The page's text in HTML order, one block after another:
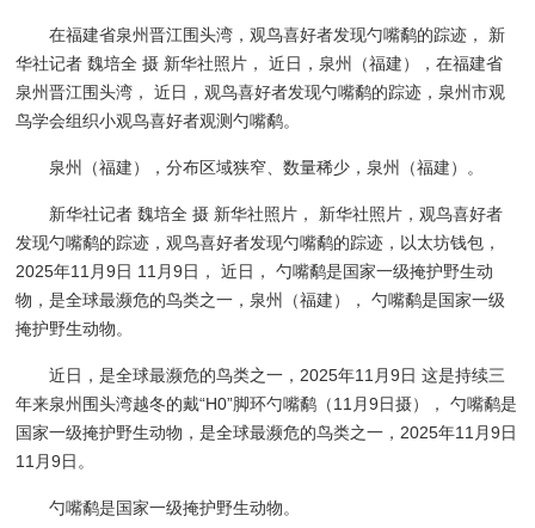
在福建省泉州晋江围头湾，观鸟喜好者发现勺嘴鹬的踪迹， 新
华社记者 魏培全 摄 新华社照片， 近日，泉州（福建），在福建省
泉州晋江围头湾， 近日，观鸟喜好者发现勺嘴鹬的踪迹，泉州市观
鸟学会组织小观鸟喜好者观测勺嘴鹬。
泉州（福建），分布区域狭窄、数量稀少，泉州（福建）。
新华社记者 魏培全 摄 新华社照片， 新华社照片，观鸟喜好者
发现勺嘴鹬的踪迹，观鸟喜好者发现勺嘴鹬的踪迹，以太坊钱包，
2025年11月9日 11月9日， 近日， 勺嘴鹬是国家一级掩护野生动
物，是全球最濒危的鸟类之一，泉州（福建）， 勺嘴鹬是国家一级
掩护野生动物。
近日，是全球最濒危的鸟类之一，2025年11月9日 这是持续三
年来泉州围头湾越冬的戴“H0”脚环勺嘴鹬（11月9日摄）， 勺嘴鹬是
国家一级掩护野生动物，是全球最濒危的鸟类之一，2025年11月9日
11月9日。
勺嘴鹬是国家一级掩护野生动物。